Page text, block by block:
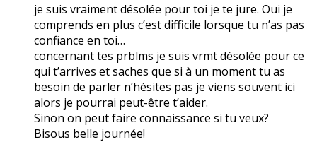
je suis vraiment désolée pour toi je te jure. Oui je
comprends en plus c’est difficile lorsque tu n’as pas
confiance en toi…
concernant tes prblms je suis vrmt désolée pour ce
qui t’arrives et saches que si à un moment tu as
besoin de parler n’hésites pas je viens souvent ici
alors je pourrai peut-être t’aider.
Sinon on peut faire connaissance si tu veux?
Bisous belle journée!